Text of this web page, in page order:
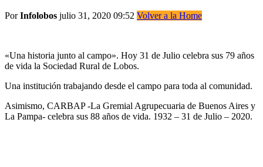
PorInfolobos julio 31, 2020 09:52 Volver a la Home
«Una historia junto al campo». Hoy 31 de Julio celebra sus 79 años
de vida la Sociedad Rural de Lobos.
Una institución trabajando desde el campo para toda al comunidad.
Asimismo, CARBAP -La Gremial Agrupecuaria de Buenos Aires y
La Pampa- celebra sus 88 años de vida. 1932 – 31 de Julio – 2020.